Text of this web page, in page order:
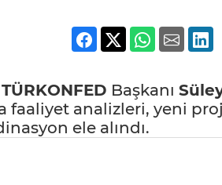
TÜRKONFED Başkanı
faaliyet analizleri, yeni
ele alındı.